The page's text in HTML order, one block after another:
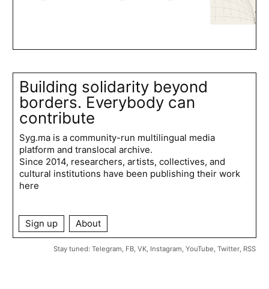
Building solidarity beyond
borders. Everybody can
contribute
Syg.ma is a community-run multilingual media
platform and translocal archive.
Since 2014, researchers, artists, collectives, and
cultural institutions have been publishing their work
here
Sign up About
Stay tuned: Telegram, FB, VK, Instagram, YouTube, Twitter, RSS